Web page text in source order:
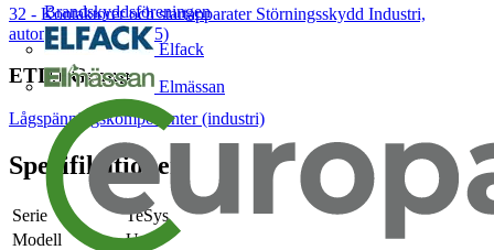
Brandskyddsföreningen
Elfack
Elmässan
32 - Kontaktorer och startapparater Störningsskydd Industri,
automation (31-40, 45)
ETIM Group
Lågspänningskomponenter (industri)
Specifikationer
Serie
TeSys
Modell
U